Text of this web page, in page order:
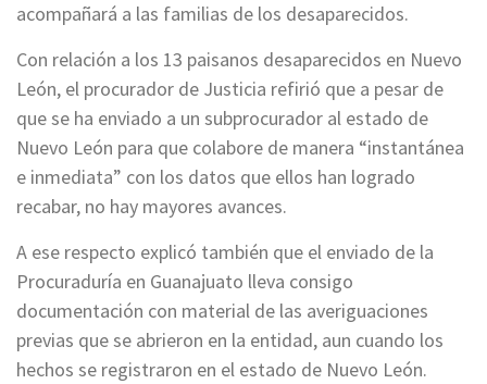
acompañará a las familias de los desaparecidos.
Con relación a los 13 paisanos desaparecidos en Nuevo
León, el procurador de Justicia refirió que a pesar de
que se ha enviado a un subprocurador al estado de
Nuevo León para que colabore de manera “instantánea
e inmediata” con los datos que ellos han logrado
recabar, no hay mayores avances.
A ese respecto explicó también que el enviado de la
Procuraduría en Guanajuato lleva consigo
documentación con material de las averiguaciones
previas que se abrieron en la entidad, aun cuando los
hechos se registraron en el estado de Nuevo León.